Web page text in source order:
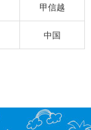
甲信越
中国